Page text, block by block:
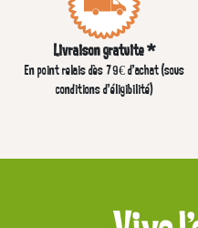
Livraison gratuite *
En point relais dès 79€ d’achat (sous
conditions d'éligibilité)